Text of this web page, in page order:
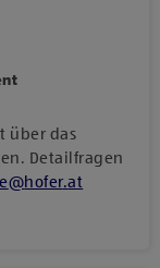
über das
Detailfragen
@hofer.at